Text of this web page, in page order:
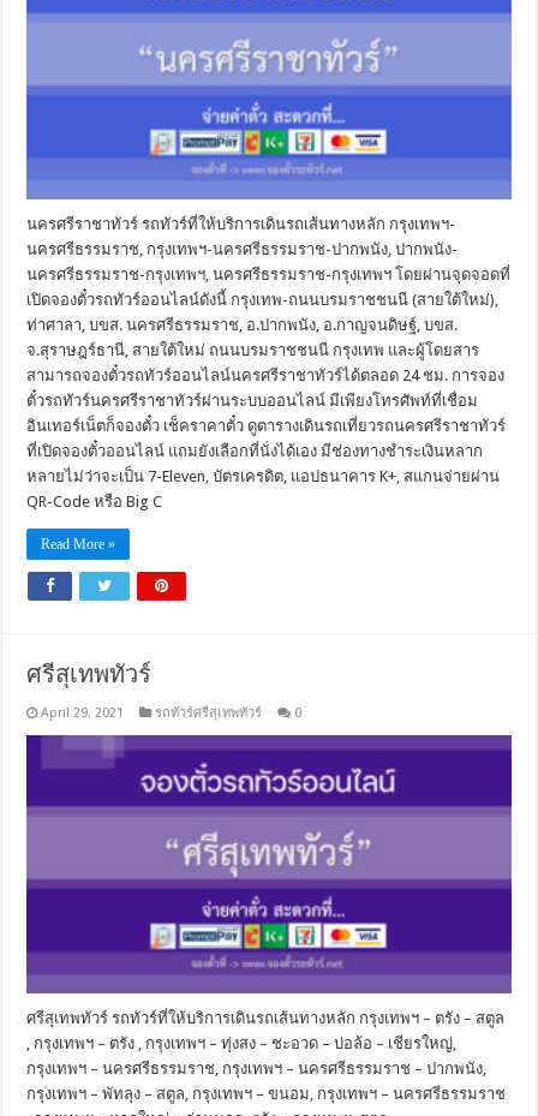
นครศรีราชาทัวร์ รถทัวร์ที่ให้บริการเดินรถเส้นทางหลัก กรุงเทพฯ-
นครศรีธรรมราช, กรุงเทพฯ-นครศรีธรรมราช-ปากพนัง, ปากพนัง-
นครศรีธรรมราช-กรุงเทพฯ, นครศรีธรรมราช-กรุงเทพฯ โดยผ่านจุดจอดที่
เปิดจองตั๋วรถทัวร์ออนไลน์ดังนี้ กรุงเทพ-ถนนบรมราชชนนี (สายใต้ใหม่),
ท่าศาลา, บขส. นครศรีธรรมราช, อ.ปากพนัง, อ.กาญจนดิษฐ์, บขส.
จ.สุราษฎร์ธานี, สายใต้ใหม่ ถนนบรมราชชนนี กรุงเทพ และผู้โดยสาร
สามารถจองตั๋วรถทัวร์ออนไลน์นครศรีราชาทัวร์ได้ตลอด 24 ชม. การจอง
ตั๋วรถทัวร์นครศรีราชาทัวร์ผ่านระบบออนไลน์ มีเพียงโทรศัพท์ที่เชื่อม
อินเทอร์เน็ตก็จองตั๋ว เช็คราคาตั๋ว ดูตารางเดินรถเที่ยวรถนครศรีราชาทัวร์
ที่เปิดจองตั๋วออนไลน์ แถมยังเลือกที่นั่งได้เอง มีช่องทางชำระเงินหลาก
หลายไม่ว่าจะเป็น 7-Eleven, บัตรเครดิต, แอปธนาคาร K+, สแกนจ่ายผ่าน
QR-Code หรือ Big C
Read More »
ศรีสุเทพทัวร์
April 29, 2021 รถทัวร์ศรีสุเทพทัวร์ 0
ศรีสุเทพทัวร์ รถทัวร์ที่ให้บริการเดินรถเส้นทางหลัก กรุงเทพฯ – ตรัง – สตูล
, กรุงเทพฯ – ตรัง , กรุงเทพฯ – ทุ่งสง – ชะอวด – บ่อล้อ – เชียรใหญ่,
กรุงเทพฯ – นครศรีธรรมราช, กรุงเทพฯ – นครศรีธรรมราช – ปากพนัง,
กรุงเทพฯ – พัทลุง – สตูล, กรุงเทพฯ – ขนอม, กรุงเทพฯ – นครศรีธรรมราช